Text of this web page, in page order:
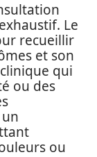
Le
recueillir
et son
qui
ou des
ou